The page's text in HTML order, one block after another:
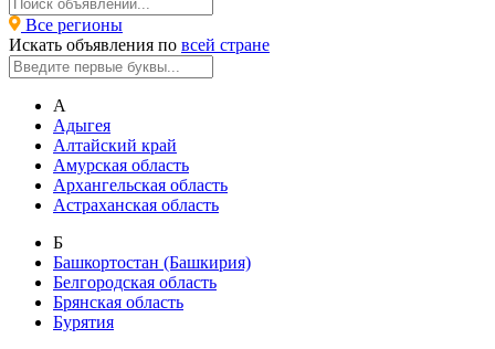
Все регионы
Искать объявления по всей стране
А
Адыгея
Алтайский край
Амурская область
Архангельская область
Астраханская область
Б
Башкортостан (Башкирия)
Белгородская область
Брянская область
Бурятия